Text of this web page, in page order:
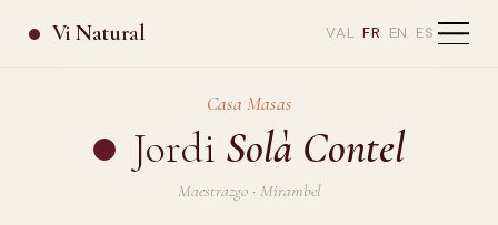
Vi Natural VAL FR EN ES
Casa Masas
Jordi Solà Contel
Maestrazgo · Mirambel